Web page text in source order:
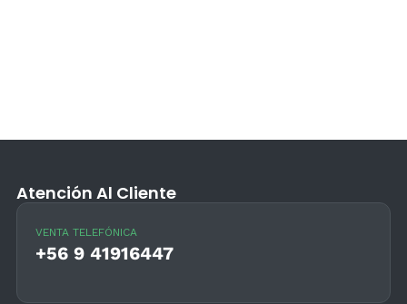
Atención Al Cliente
VENTA TELEFÓNICA
+56 9 41916447